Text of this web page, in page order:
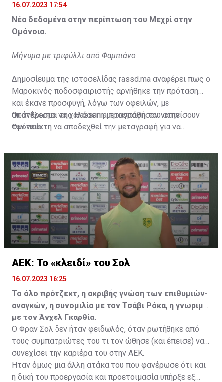
16.07.2023 17:54
Νέα δεδομένα στην περίπτωση του Μεχρί στην
Ομόνοια.
Μήνυμα με τριφύλλι από Φαμπιάνο
Δημοσίευμα της ιστοσελίδας rassd.ma αναφέρει πως ο
Μαροκινός ποδοσφαιριστής αρνήθηκε την πρόταση
και έκανε προσφυγή, λόγω των οφειλών, με
αποτέλεσμα να χαλάσει η μεταγραφή του στην
Ομόνοια.
Οι άνθρωποι της Hassania προσπάθησαν να πείσουν
τον παίκτη να αποδεχθεί την μεταγραφή για να
να λύσει το συμβόλαιό του, ώστε να μετακομίσει
ελεύθερα σε οποιαδήποτε νέα ομάδα το τρέχον
καλοκαίρι.
ΑΕΚ: Το «κλειδί» του Σολ
16.07.2023 16:25
Το όλο πρότζεκτ, η ακριβής γνώση των επιθυμιών-
αναγκών, η συνομιλία με τον Τσάβι Ρόκα, η γνωριμία
με τον Άνχελ Γκαρθία.
Ο Φραν Σολ δεν ήταν φειδωλός, όταν ρωτήθηκε από
τους συμπατριώτες του τι τον ώθησε (και έπεισε) να
συνεχίσει την καριέρα του στην ΑΕΚ.
Ήταν όμως μια άλλη ατάκα του που φανέρωσε ότι και
η δική του προεργασία και προετοιμασία υπήρξε εξ